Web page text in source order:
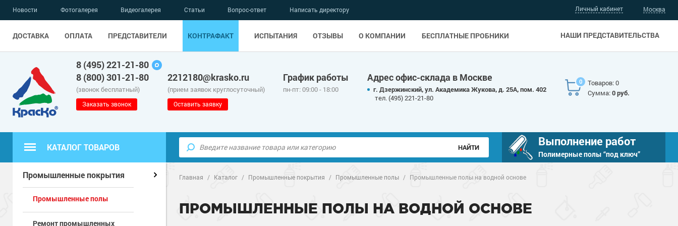
Личный кабинет
НАШИ ПРЕДСТАВИТЕЛЬСТВА
Новости Фотогалерея Видеогалерея Статьи Вопрос-ответ Написать директору
ДОСТАВКА ОПЛАТА ПРЕДСТАВИТЕЛИ КОНТРАФАКТ ИСПЫТАНИЯ ОТЗЫВЫ О КОМПАНИИ БЕСПЛАТНЫЕ ПРОБНИКИ
Москва
8 (495) 221-21-80
8 (800) 301-21-80
(звонок бесплатный)
Заказать звонок
2212180@krasko.ru
(прием заявок круглосуточный)
Оставить заявку
График работы
пн-пт: 09:00 - 18:00
Адрес офис-склада в Москве
г. Дзержинский, ул. Академика Жукова, д. 25А, пом. 402
тел. (495) 221-21-80
0
Товаров: 0
Сумма:0 руб.
КАТАЛОГ ТОВАРОВ Выполнение работ
Полимерные полы “под ключ”
Полимерные наливные полы Полиуретановые полы
Для бетонных полов
Главная / Каталог / Промышленные покрытия / Промышленные полы / Промышленные полы на водной основе
ПРОМЫШЛЕННЫЕ ПОЛЫ НА ВОДНОЙ ОСНОВЕ
Промышленные покрытия
Промышленные полы
Ремонт промышленных